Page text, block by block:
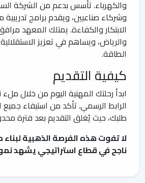
والكهرباء. تأسس بدعم من الشركة
وشركاء صناعيين، ويقدم برامج
الابتكار والكفاءة. يمتلك المعهد
والرياض، ويساهم في تعزيز
الطاقة.
كيفية التقديم
ابدأ رحلتك المهنية اليوم من خلال ملء
الرابط الرسمي. تأكد من استيفاء
طلبك، حيث يُغلق التقديم بعد فترة
لا تفوت هذه الفرصة الذهبية
ناجح في قطاع استراتيجي يشهد